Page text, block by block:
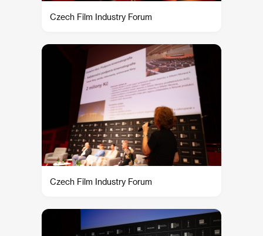
Czech Film Industry Forum
Czech Film Industry Forum